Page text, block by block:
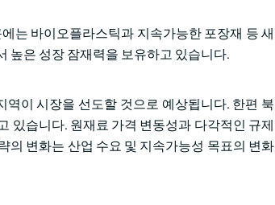
는 바이오플라스틱과 지속가능한 포장재 등 새
높은 성장 잠재력을 보유하고 있습니다.
이 시장을 선도할 것으로 예상됩니다. 한편 북
있습니다. 원재료 가격 변동성과 다각적인 규제
의 변화는 산업 수요 및 지속가능성 목표의 변화